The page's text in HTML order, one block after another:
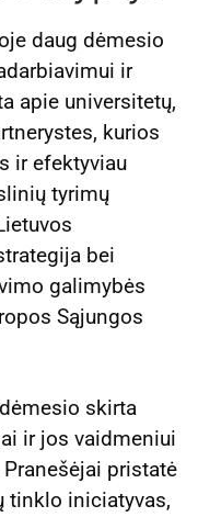
daug dėmesio
ir
apie universitetų,
kurios
ir efektyviau
tyrimų
bei
galimybės
Sąjungos
skirta
ir jos vaidmeniui
pristatė
tinklo iniciatyvas,